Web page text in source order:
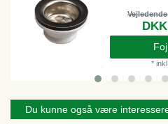
*
Du kunne også være